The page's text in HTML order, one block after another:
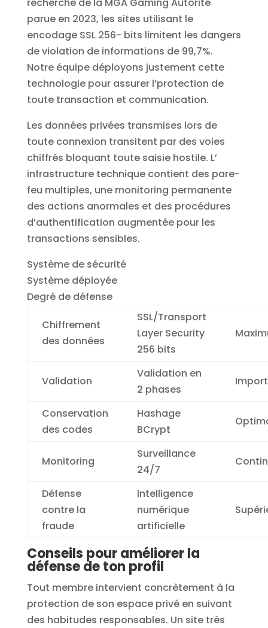
parue en 2023, les sites utilisant le
encodage SSL 256- bits limitent les dangers
de violation de informations de 99,7%.
Notre équipe déployons justement cette
technologie pour assurer l’protection de
toute transaction et communication.
Les données privées transmises lors de
toute connexion transitent par des voies
chiffrés bloquant toute saisie hostile. L’
infrastructure technique contient des pare-
feu multiples, une monitoring permanente
des actions anormales et des procédures
d’authentification augmentée pour les
transactions sensibles.
Système de sécurité
Système déployée
Degré de défense
Chiffrement
des données
SSL/Transport
Layer Security
256 bits
Validation
Validation en
2 phases
Conservation
des codes
Hashage
BCrypt
Monitoring
Surveillance
24/7
Défense
contre la
fraude
Intelligence
numérique
artificielle
Conseils pour améliorer la
défense de ton profil
Tout membre intervient concrètement à la
protection de son espace privé en suivant
des habitudes responsables. Un site très